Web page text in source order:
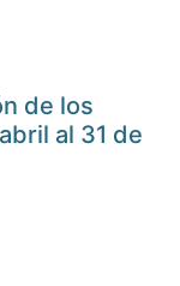
de los
al 31 de